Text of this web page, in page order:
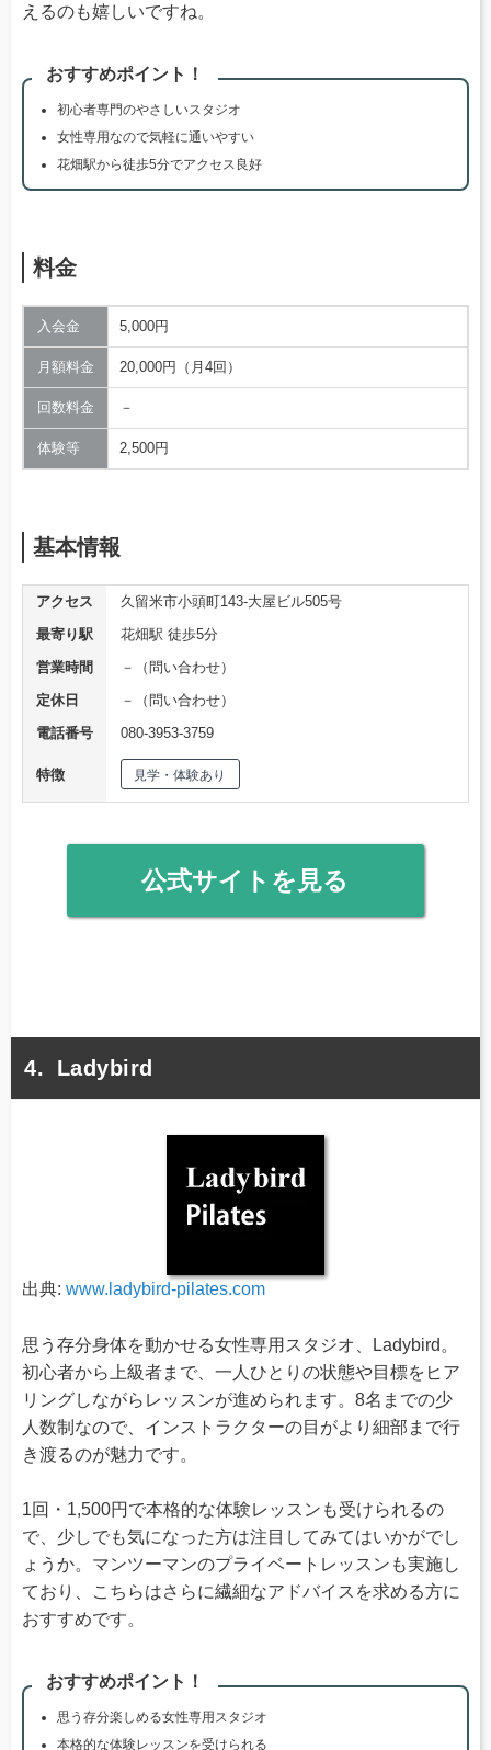
えるのも嬉しいですね。
おすすめポイント！
初心者専門のやさしいスタジオ
女性専用なので気軽に通いやすい
花畑駅から徒歩5分でアクセス良好
料金
入会金 5,000円
月額料金 20,000円（月4回）
回数料金 －
体験等 2,500円
基本情報
アクセス
久留米市小頭町143-大屋ビル505号
最寄り駅
花畑駅 徒歩5分
営業時間
－（問い合わせ）
定休日
－（問い合わせ）
電話番号
080-3953-3759
特徴 見学・体験あり
公式サイトを見る
Ladybird
出典: www.ladybird-pilates.com
思う存分身体を動かせる女性専用スタジオ、Ladybird。
初心者から上級者まで、一人ひとりの状態や目標をヒア
リングしながらレッスンが進められます。8名までの少
人数制なので、インストラクターの目がより細部まで行
き渡るのが魅力です。
1回・1,500円で本格的な体験レッスンも受けられるの
で、少しでも気になった方は注目してみてはいかがでし
ょうか。マンツーマンのプライベートレッスンも実施し
ており、こちらはさらに繊細なアドバイスを求める方に
おすすめです。
おすすめポイント！
思う存分楽しめる女性専用スタジオ
本格的な体験レッスンを受けられる